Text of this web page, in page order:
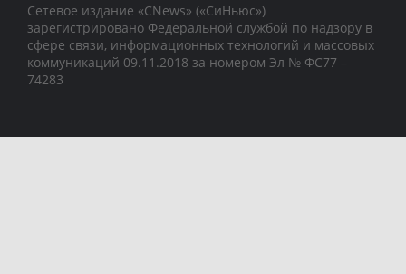
Сетевое издание «CNews» («СиНьюс»)
зарегистрировано Федеральной службой по надзору в
сфере связи, информационных технологий и массовых
коммуникаций 09.11.2018 за номером Эл № ФС77 –
74283